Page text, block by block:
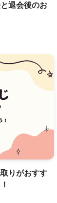
退会後のお
りがおすす